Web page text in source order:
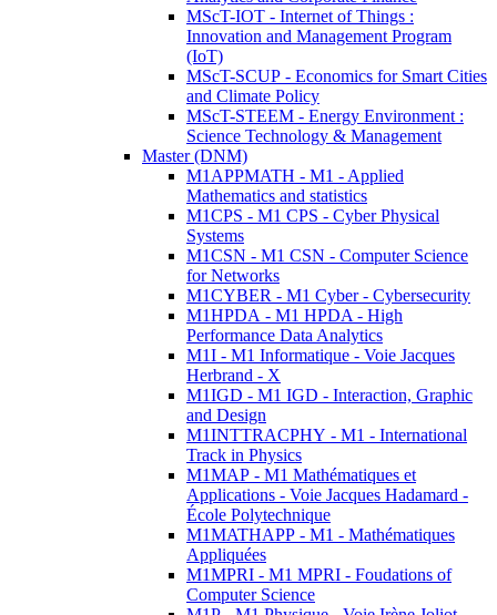
MScT-IOT - Internet of Things :
Innovation and Management Program
(IoT)
MScT-SCUP - Economics for Smart Cities
and Climate Policy
MScT-STEEM - Energy Environment :
Science Technology & Management
Master (DNM)
M1APPMATH - M1 - Applied
Mathematics and statistics
M1CPS - M1 CPS - Cyber Physical
Systems
M1CSN - M1 CSN - Computer Science
for Networks
M1CYBER - M1 Cyber - Cybersecurity
M1HPDA - M1 HPDA - High
Performance Data Analytics
M1I - M1 Informatique - Voie Jacques
Herbrand - X
M1IGD - M1 IGD - Interaction, Graphic
and Design
M1INTTRACPHY - M1 - International
Track in Physics
M1MAP - M1 Mathématiques et
Applications - Voie Jacques Hadamard -
École Polytechnique
M1MATHAPP - M1 - Mathématiques
Appliquées
M1MPRI - M1 MPRI - Foudations of
Computer Science